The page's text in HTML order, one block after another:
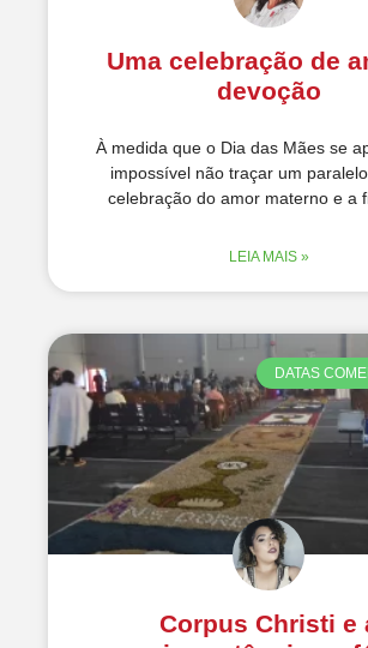
Uma celebração de
devoção
À medida que o Dia das Mães se
impossível não traçar um
celebração do amor materno e a
LEIA MAIS »
DATAS
Corpus Christi e